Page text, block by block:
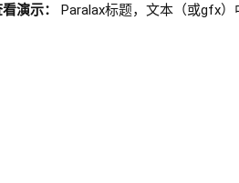
演示： Paralax标题，文本（或gfx